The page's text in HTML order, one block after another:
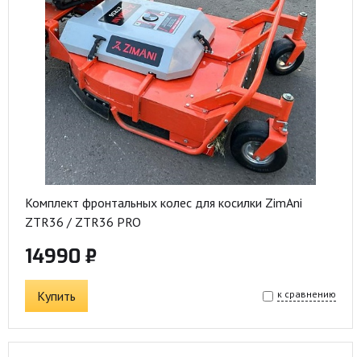
Комплект фронтальных колес для косилки ZimAni
ZTR36 / ZTR36 PRO
14990 ₽
Купить к сравнению